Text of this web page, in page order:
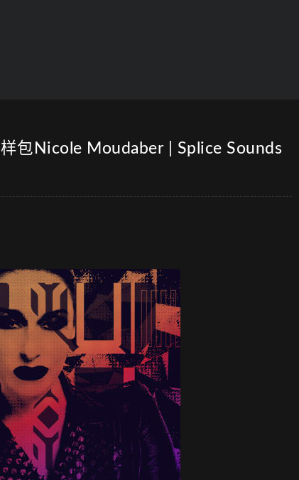
包Nicole Moudaber | Splice Sounds